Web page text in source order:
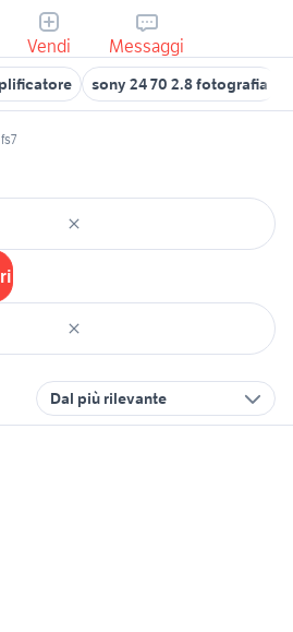
Vendi Messaggi
sony 24 70 2.8 fotografia
Dal più rilevante